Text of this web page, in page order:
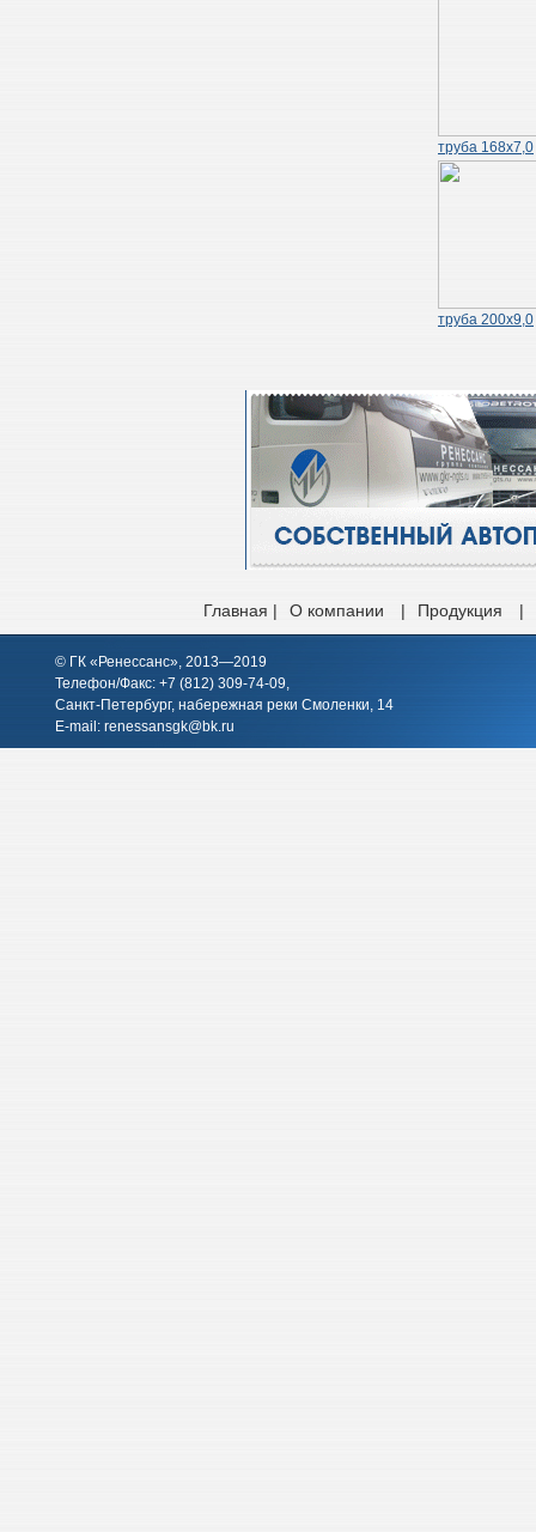
труба 168х7,0
труба 200х9,0
Главная | О компании | Продукция |
© ГК «Ренессанс», 2013—2019
Телефон/Факс: +7 (812) 309-74-09,
Санкт-Петербург, набережная реки Смоленки, 14
E-mail: renessansgk@bk.ru